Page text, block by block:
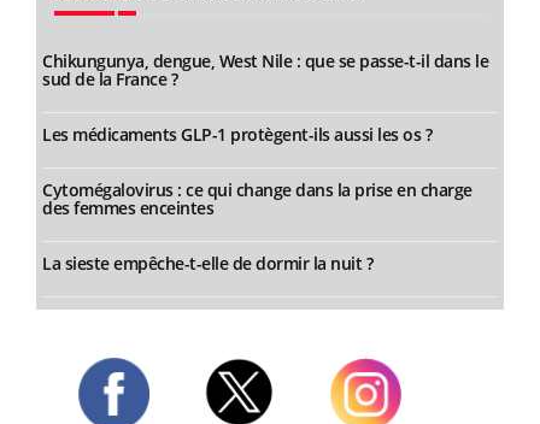
Chikungunya, dengue, West Nile : que se passe-t-il dans le
sud de la France ?
Les médicaments GLP-1 protègent-ils aussi les os ?
Cytomégalovirus : ce qui change dans la prise en charge
des femmes enceintes
La sieste empêche-t-elle de dormir la nuit ?